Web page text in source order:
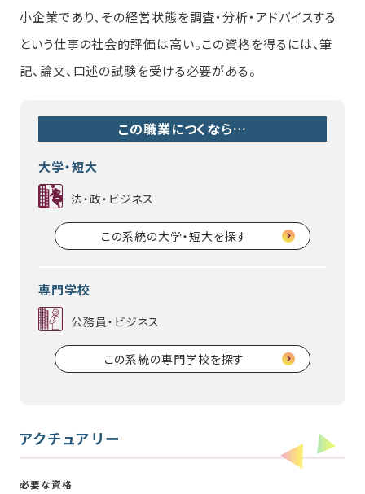
小企業であり、その経営状態を調査・分析・アドバイスする
という仕事の社会的評価は高い。この資格を得るには、筆
記、論文、口述の試験を受ける必要がある。
この職業につくなら…
大学・短大
法・政・ビジネス
この系統の大学・短大を探す
専門学校
公務員・ビジネス
この系統の専門学校を探す
アクチュアリー
必要な資格